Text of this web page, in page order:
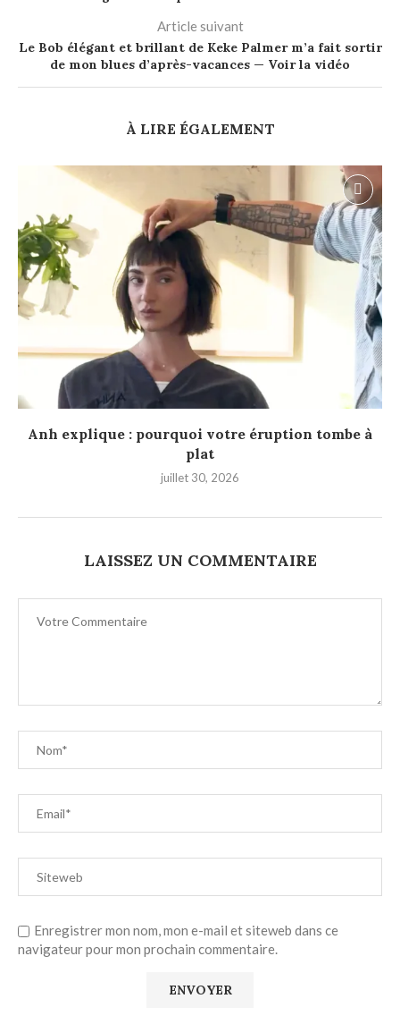
Article suivant
Le Bob élégant et brillant de Keke Palmer m’a fait sortir
de mon blues d’après-vacances — Voir la vidéo
À LIRE ÉGALEMENT
Anh explique : pourquoi votre éruption tombe à
plat
juillet 30, 2026
LAISSEZ UN COMMENTAIRE
Enregistrer mon nom, mon e-mail et siteweb dans ce
navigateur pour mon prochain commentaire.